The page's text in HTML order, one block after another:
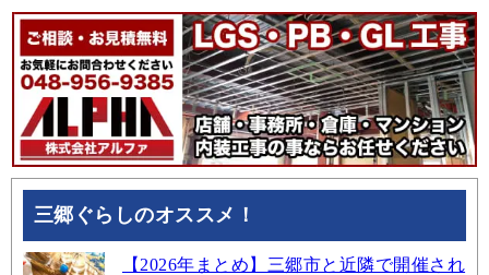
三郷ぐらしのオススメ！
【2026年まとめ】三郷市と近隣で開催され